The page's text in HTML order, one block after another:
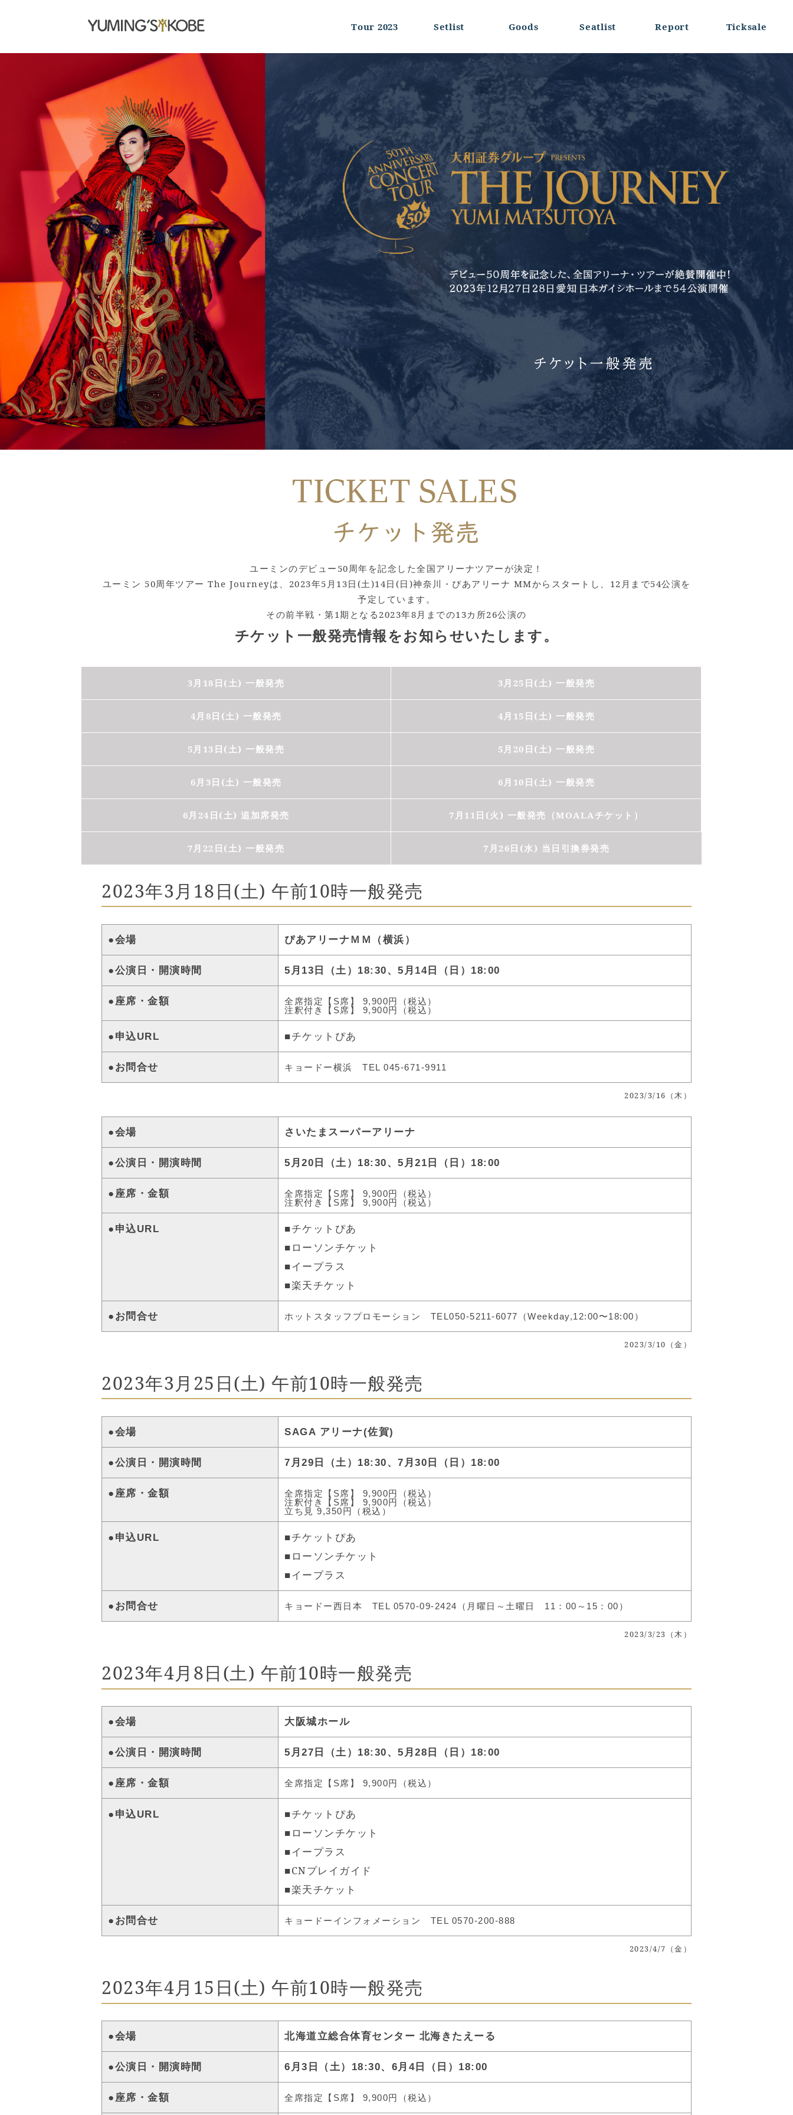
Tour 2023 Setlist Goods Seatlist Report Ticksale
ユーミンのデビュー50周年を記念した全国アリーナツアーが決定！
ユーミン 50周年ツアー The Journeyは、2023年5月13日(土)14日(日)神奈川・ぴあアリーナ MMからスタートし、12月まで54公演を
予定しています。
その前半戦・第1期となる2023年8月までの13カ所26公演の
チケット一般発売情報をお知らせいたします。
3月18日(土) 一般発売 3月25日(土) 一般発売
4月8日(土) 一般発売 4月15日(土) 一般発売
5月13日(土) 一般発売 5月20日(土) 一般発売
6月3日(土) 一般発売 6月10日(土) 一般発売
6月24日(土) 追加席発売 7月11日(火) 一般発売（MOALAチケット）
7月22日(土) 一般発売 7月26日(水) 当日引換券発売
2023年3月18日(土) 午前10時一般発売
●会場 ぴあアリーナＭＭ（横浜）
●公演日・開演時間 5月13日（土）18:30、5月14日（日）18:00
●座席・金額
全席指定【S席】 9,900円（税込）
注釈付き【S席】 9,900円（税込）
●申込URL ■チケットぴあ
●お問合せ キョードー横浜 TEL 045-671-9911
2023/3/16（木）
●会場 さいたまスーパーアリーナ
●公演日・開演時間 5月20日（土）18:30、5月21日（日）18:00
●座席・金額
全席指定【S席】 9,900円（税込）
注釈付き【S席】 9,900円（税込）
●申込URL ■チケットぴあ
■ ローソンチケット
■イープラス
■楽天チケット
●お問合せ ホットスタッフプロモーション TEL050-5211-6077（Weekday,12:00〜18:00）
2023/3/10（金）
2023年3月25日(土) 午前10時一般発売
●会場 SAGA アリーナ(佐賀)
●公演日・開演時間 7月29日（土）18:30、7月30日（日）18:00
●座席・金額
全席指定【S席】 9,900円（税込）
注釈付き【S席】 9,900円（税込）
立ち見 9,350円（税込）
●申込URL ■チケットぴあ
■ ローソンチケット
■イープラス
●お問合せ キョードー西日本 TEL 0570-09-2424（月曜日～土曜日 11：00～15：00）
2023/3/23（木）
2023年4月8日(土) 午前10時一般発売
●会場 大阪城ホール
●公演日・開演時間 5月27日（土）18:30、5月28日（日）18:00
●座席・金額 全席指定【S席】 9,900円（税込）
●申込URL ■チケットぴあ
■ ローソンチケット
■イープラス
■CNプレイガイド
■楽天チケット
●お問合せ キョードーインフォメーション TEL 0570-200-888
2023/4/7（金）
2023年4月15日(土) 午前10時一般発売
●会場 北海道立総合体育センター 北海きたえーる
●公演日・開演時間 6月3日（土）18:30、6月4日（日）18:00
●座席・金額 全席指定【S席】 9,900円（税込）